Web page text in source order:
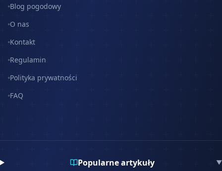
Blog pogodowy
O nas
Kontakt
Regulamin
Polityka prywatności
FAQ
Popularne artykuły ▼